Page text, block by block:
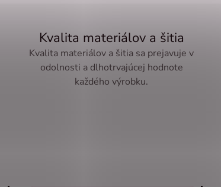
Kvalita materiálov a šitia
Kvalita materiálov a šitia sa prejavuje v
odolnosti a dlhotrvajúcej hodnote
každého výrobku.